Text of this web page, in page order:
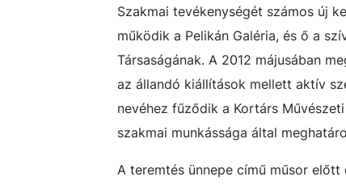
Szakmai tevékenységét számos új
működik a Pelikán Galéria, és ő a
Társaságának. A 2012 májusában
az állandó kiállítások mellett aktív
nevéhez fűződik a Kortárs
szakmai munkássága által
A teremtés ünnepe című műsor